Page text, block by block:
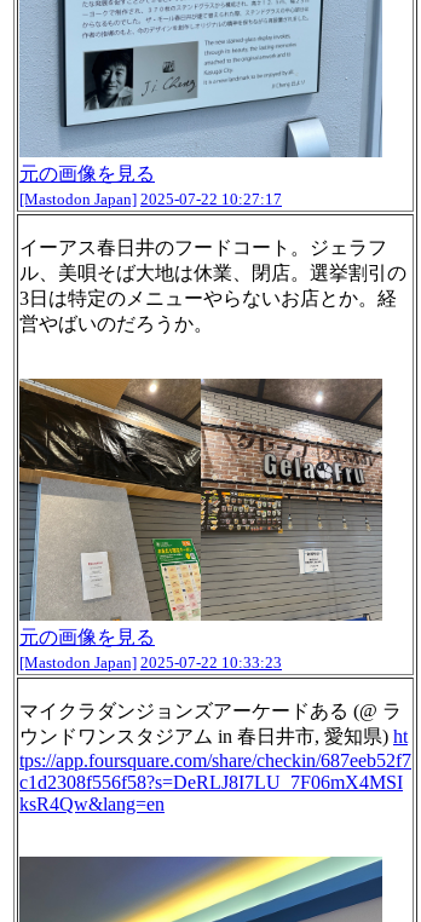
元の画像を見る
[Mastodon Japan] 2025-07-22 10:27:17
イーアス春日井のフードコート。ジェラフ
ル、美唄そば大地は休業、閉店。選挙割引の
3日は特定のメニューやらないお店とか。経
営やばいのだろうか。
元の画像を見る
[Mastodon Japan] 2025-07-22 10:33:23
マイクラダンジョンズアーケードある (@ ラ
ウンドワンスタジアム in 春日井市, 愛知県) ht
tps://app.foursquare.com/share/checkin/687eeb52f7
c1d2308f556f58?s=DeRLJ8I7LU_7F06mX4MSI
ksR4Qw&lang=en